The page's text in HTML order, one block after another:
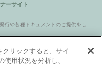
ーサイト
行や各種ドキュメントのご提供をし
クリックすると、サイ
使用状況を分析し、